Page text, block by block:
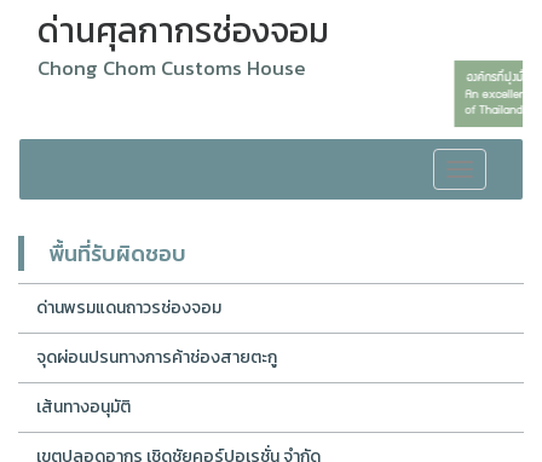
ด่านศุลกากรช่องจอม
Chong Chom Customs House
Toggle
navigation
พื้นที่รับผิดชอบ
ด่านพรมแดนถาวรช่องจอม
จุดผ่อนปรนทางการค้าช่องสายตะกู
เส้นทางอนุมัติ
เขตปลอดอากร เชิดชัยคอร์ปอเรชั่น จำกัด